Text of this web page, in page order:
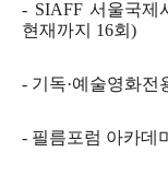
- SIAFF 서울국제
현재까지 16회)
- 기독·예술영화전
- 필름포럼 아카데